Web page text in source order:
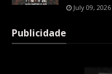
July 09, 2026
Publicidade